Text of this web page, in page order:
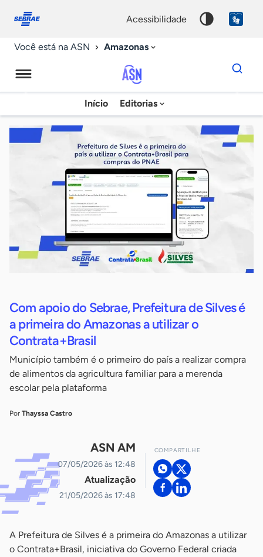
conosco
acessibilidade
Você está na ASN Amazonas
Agência
Sebrae
Notícias
Início Editorias
Dados
para
chave
Com apoio do Sebrae, Prefeitura de Silves é
a primeira do Amazonas a utilizar o
Contrata+Brasil
Município também é o primeiro do país a realizar compra
de alimentos da agricultura familiar para a merenda
escolar pela plataforma
Por Thayssa Castro
ASN AM
07/05/2026 às 12:48
Atualização
21/05/2026 às 17:48
COMPARTILHE
A Prefeitura de Silves é a primeira do Amazonas a utilizar
o Contrata+Brasil, iniciativa do Governo Federal criada